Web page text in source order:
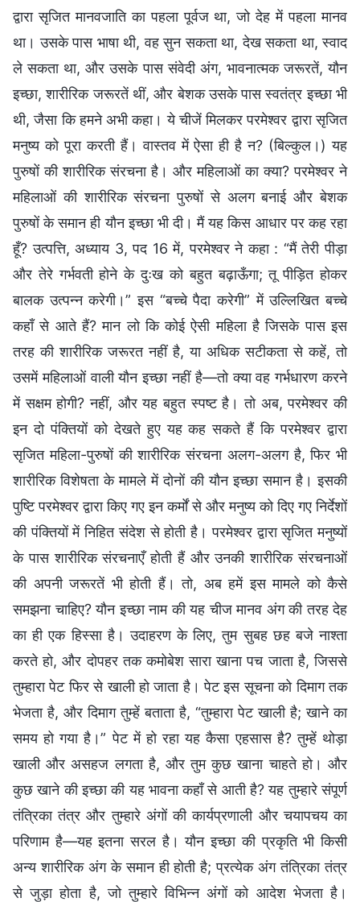
द्वारा सृजित मानवजाति का पहला पूर्वज था, जो देह में पहला मानव
था। उसके पास भाषा थी, वह सुन सकता था, देख सकता था, स्वाद
ले सकता था, और उसके पास संवेदी अंग, भावनात्मक जरूरतें, यौन
इच्छा, शारीरिक जरूरतें थीं, और बेशक उसके पास स्वतंत्र इच्छा भी
थी, जैसा कि हमने अभी कहा। ये चीजें मिलकर परमेश्वर द्वारा सृजित
मनुष्य को पूरा करती हैं। वास्तव में ऐसा ही है न? (बिल्कुल।) यह
पुरुषों की शारीरिक संरचना है। और महिलाओं का क्या? परमेश्वर ने
महिलाओं की शारीरिक संरचना पुरुषों से अलग बनाई और बेशक
पुरुषों के समान ही यौन इच्छा भी दी। मैं यह किस आधार पर कह रहा
हूँ? उत्पत्ति, अध्याय 3, पद 16 में, परमेश्वर ने कहा : “मैं तेरी पीड़ा
और तेरे गर्भवती होने के दुःख को बहुत बढ़ाऊँगा; तू पीड़ित होकर
बालक उत्पन्न करेगी।” इस “बच्चे पैदा करेगी” में उल्लिखित बच्चे
कहाँ से आते हैं? मान लो कि कोई ऐसी महिला है जिसके पास इस
तरह की शारीरिक जरूरत नहीं है, या अधिक सटीकता से कहें, तो
उसमें महिलाओं वाली यौन इच्छा नहीं है—तो क्या वह गर्भधारण करने
में सक्षम होगी? नहीं, और यह बहुत स्पष्ट है। तो अब, परमेश्वर की
इन दो पंक्तियों को देखते हुए यह कह सकते हैं कि परमेश्वर द्वारा
सृजित महिला-पुरुषों की शारीरिक संरचना अलग-अलग है, फिर भी
शारीरिक विशेषता के मामले में दोनों की यौन इच्छा समान है। इसकी
पुष्टि परमेश्वर द्वारा किए गए इन कर्मों से और मनुष्य को दिए गए निर्देशों
की पंक्तियों में निहित संदेश से होती है। परमेश्वर द्वारा सृजित मनुष्यों
के पास शारीरिक संरचनाएँ होती हैं और उनकी शारीरिक संरचनाओं
की अपनी जरूरतें भी होती हैं। तो, अब हमें इस मामले को कैसे
समझना चाहिए? यौन इच्छा नाम की यह चीज मानव अंग की तरह देह
का ही एक हिस्सा है। उदाहरण के लिए, तुम सुबह छह बजे नाश्ता
करते हो, और दोपहर तक कमोबेश सारा खाना पच जाता है, जिससे
तुम्हारा पेट फिर से खाली हो जाता है। पेट इस सूचना को दिमाग तक
भेजता है, और दिमाग तुम्हें बताता है, “तुम्हारा पेट खाली है; खाने का
समय हो गया है।” पेट में हो रहा यह कैसा एहसास है? तुम्हें थोड़ा
खाली और असहज लगता है, और तुम कुछ खाना चाहते हो। और
कुछ खाने की इच्छा की यह भावना कहाँ से आती है? यह तुम्हारे संपूर्ण
तंत्रिका तंत्र और तुम्हारे अंगों की कार्यप्रणाली और चयापचय का
परिणाम है—यह इतना सरल है। यौन इच्छा की प्रकृति भी किसी
अन्य शारीरिक अंग के समान ही होती है; प्रत्येक अंग तंत्रिका तंत्र
से जुड़ा होता है, जो तुम्हारे विभिन्न अंगों को आदेश भेजता है।